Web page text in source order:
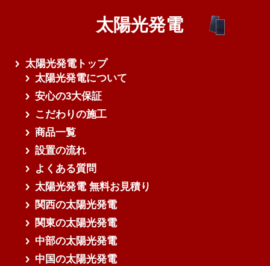
さらに読み込む
太陽光発電
太陽光発電トップ
太陽光発電について
安心の3大保証
こだわりの施工
商品一覧
設置の流れ
よくある質問
太陽光発電 無料お見積り
関西の太陽光発電
関東の太陽光発電
中部の太陽光発電
中国の太陽光発電